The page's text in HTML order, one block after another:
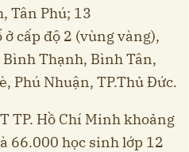
Tân Phú; 13
cấp độ 2 (vùng vàng),
Bình Thạnh, Bình Tân,
Phú Nhuận, TP.Thủ Đức.
TP. Hồ Chí Minh khoảng
66.000 học sinh lớp 12